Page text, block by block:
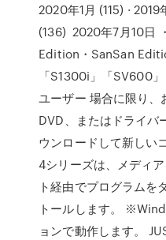
2020年1月 (115) · 2019
(136) 2020年7月10日
Edition・SanSan
「S1300i」「SV600
ユーザー 場合に限り
DVD、またはドライバ
ウンロードして新しい
4シリーズは、メディ
ト経由でプログラムを
トールします。
ョンで動作します。